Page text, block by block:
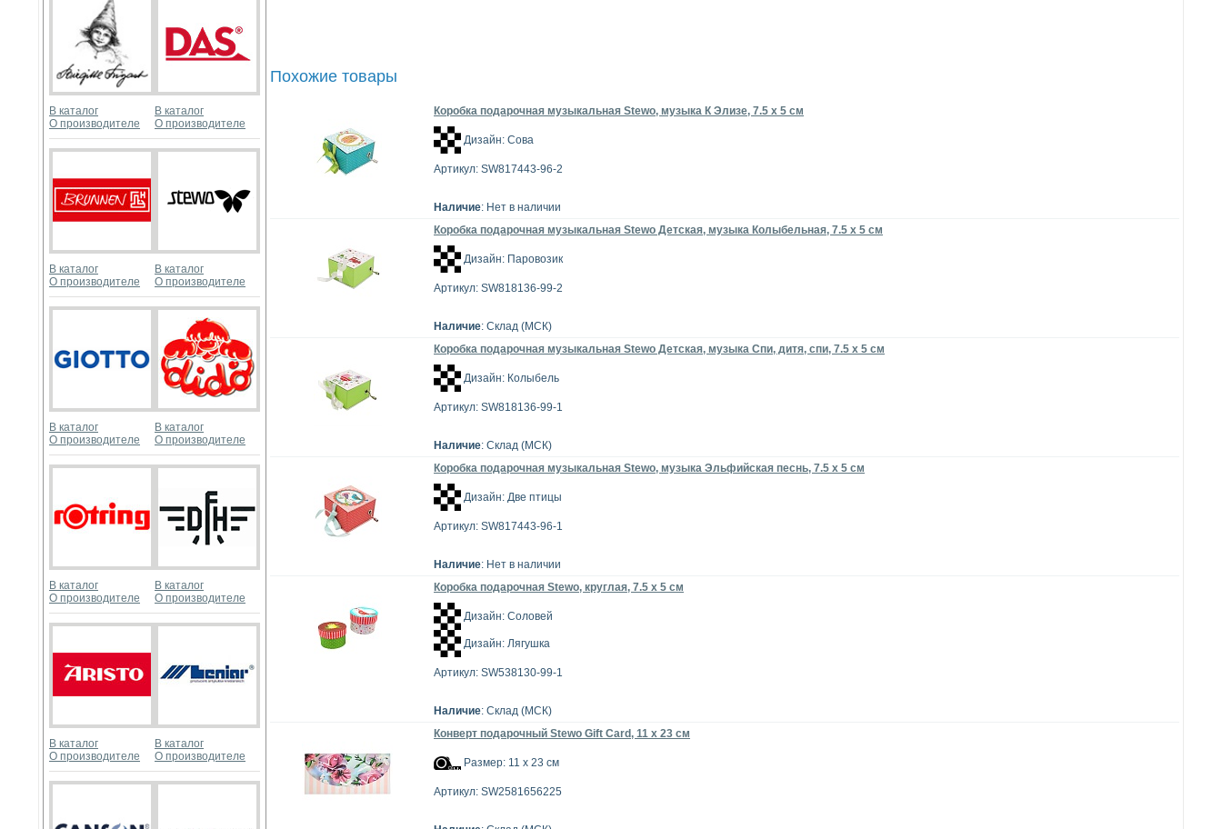
В каталог
О производителе
В каталог
О производителе
В каталог
О производителе
В каталог
О производителе
В каталог
О производителе
В каталог
О производителе
В каталог
О производителе
В каталог
О производителе
В каталог
О производителе
В каталог
О производителе
Похожие товары
Коробка подарочная музыкальная Stewo, музыка К Элизе, 7.5 х 5 см
Дизайн: Сова
Артикул: SW817443-96-2
Наличие: Нет в наличии
Коробка подарочная музыкальная Stewo Детская, музыка Колыбельная, 7.5 х 5 см
Дизайн: Паровозик
Артикул: SW818136-99-2
Наличие: Склад (МСК)
Коробка подарочная музыкальная Stewo Детская, музыка Спи, дитя, спи, 7.5 х 5 см
Дизайн: Колыбель
Артикул: SW818136-99-1
Наличие: Склад (МСК)
Коробка подарочная музыкальная Stewo, музыка Эльфийская песнь, 7.5 х 5 см
Дизайн: Две птицы
Артикул: SW817443-96-1
Наличие: Нет в наличии
Коробка подарочная Stewo, круглая, 7.5 х 5 см
Дизайн: Соловей
Дизайн: Лягушка
Артикул: SW538130-99-1
Наличие: Склад (МСК)
Конверт подарочный Stewo Gift Card, 11 x 23 см
Размер: 11 х 23 см
Артикул: SW2581656225